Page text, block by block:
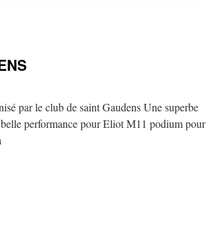
par le club de saint Gaudens Une superbe
performance pour Eliot M11 podium pour